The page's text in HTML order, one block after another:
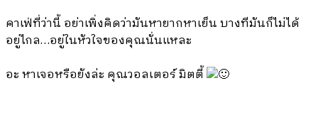
คาเฟ่ที่ว่านี้ อย่าเพิ่งคิดว่ามันหายากหาเย็น บางทีมันก็ไม่ได้
อยู่ไกล…อยู่ในหัวใจของคุณนั่นแหละ
อะ หาเจอหรือยังล่ะ คุณวอลเตอร์ มิตตี้